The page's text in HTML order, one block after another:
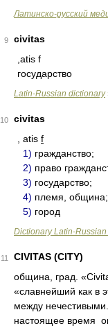
Латинско-русский
9
civitas
,atis f
государство
Latin-Russian dictionary
10
civitas
, atis f
1) гражданство;
2) право
3) государство;
4) племя, община;
5) город
Dictionary Latin-
11
CIVITAS (CITY)
община, град.
«славнейший как в
между
настоящее время